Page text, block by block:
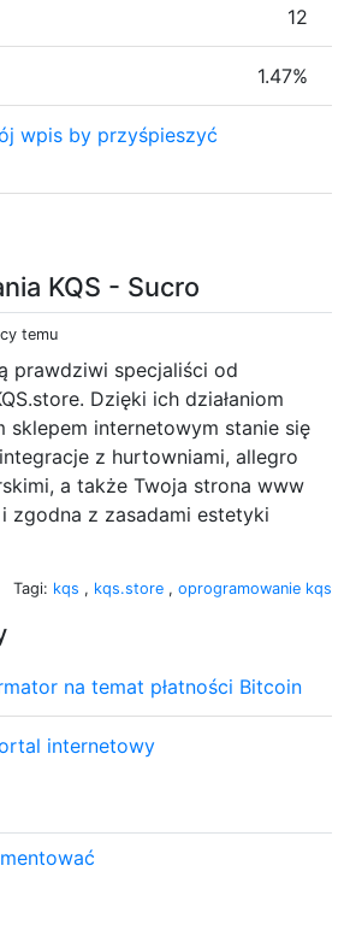
KQS - Sucro
temu
prawdziwi specjaliści od
Dzięki ich działaniom
sklepem internetowym stanie się
z hurtowniami, allegro
a także Twoja strona www
zgodna z zasadami estetyki
Tagi: kqs , kqs.store , oprogramowanie kqs
na temat płatności Bitcoin
internetowy
12
1.47%
wpis by przyśpieszyć